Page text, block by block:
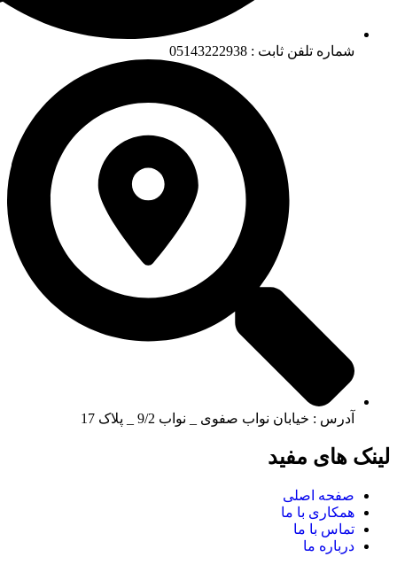
شماره تلفن ثابت : 05143222938
آدرس : خیابان نواب صفوی _ نواب 9/2 _ پلاک 17
لینک های مفید
صفحه اصلی
همکاری با ما
تماس با ما
درباره ما